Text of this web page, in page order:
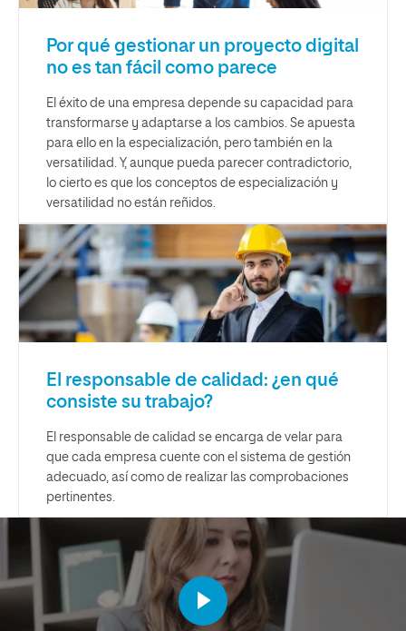
Por qué gestionar un proyecto digital
no es tan fácil como parece
El éxito de una empresa depende su capacidad para
transformarse y adaptarse a los cambios. Se apuesta
para ello en la especialización, pero también en la
versatilidad. Y, aunque pueda parecer contradictorio,
lo cierto es que los conceptos de especialización y
versatilidad no están reñidos.
El responsable de calidad: ¿en qué
consiste su trabajo?
El responsable de calidad se encarga de velar para
que cada empresa cuente con el sistema de gestión
adecuado, así como de realizar las comprobaciones
pertinentes.